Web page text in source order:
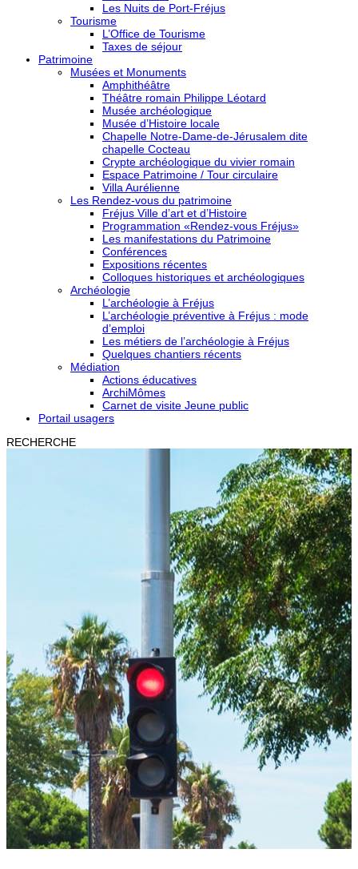
Les Nuits de Port-Fréjus
Tourisme
L’Office de Tourisme
Taxes de séjour
Patrimoine
Musées et Monuments
Amphithéâtre
Théâtre romain Philippe Léotard
Musée archéologique
Musée d’Histoire locale
Chapelle Notre-Dame-de-Jérusalem dite
chapelle Cocteau
Crypte archéologique du vivier romain
Espace Patrimoine / Tour circulaire
Villa Aurélienne
Les Rendez-vous du patrimoine
Fréjus Ville d’art et d’Histoire
Programmation «Rendez-vous Fréjus»
Les manifestations du Patrimoine
Conférences
Expositions récentes
Colloques historiques et archéologiques
Archéologie
L’archéologie à Fréjus
L’archéologie préventive à Fréjus : mode
d’emploi
Les métiers de l’archéologie à Fréjus
Quelques chantiers récents
Médiation
Actions éducatives
ArchiMômes
Carnet de visite Jeune public
Portail usagers
RECHERCHE